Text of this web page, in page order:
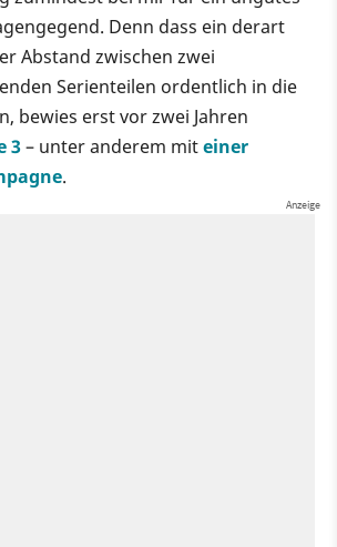
Denn dass ein derart
Abstand zwischen zwei
Serienteilen ordentlich in die
bewies erst vor zwei Jahren
3– unter anderem miteiner
.